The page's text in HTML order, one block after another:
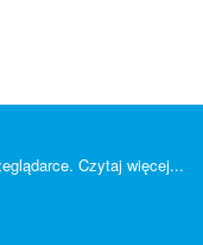
Czytaj więcej...